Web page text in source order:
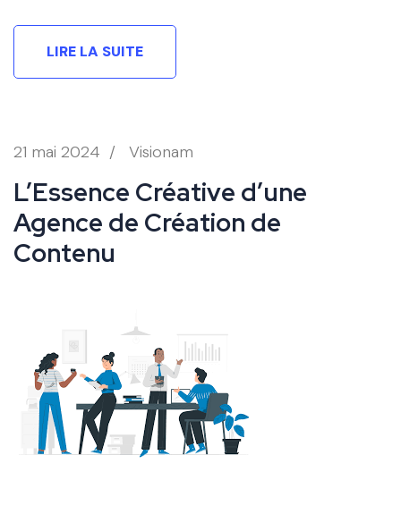
LIRE LA SUITE
21 mai 2024 / Visionam
L’Essence Créative d’une
Agence de Création de
Contenu